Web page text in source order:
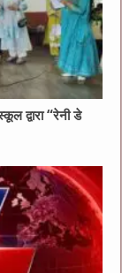
द्वारा “रेनी डे